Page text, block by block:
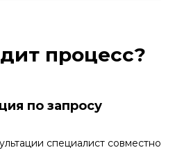
процесс?
по запросу
специалист совместно